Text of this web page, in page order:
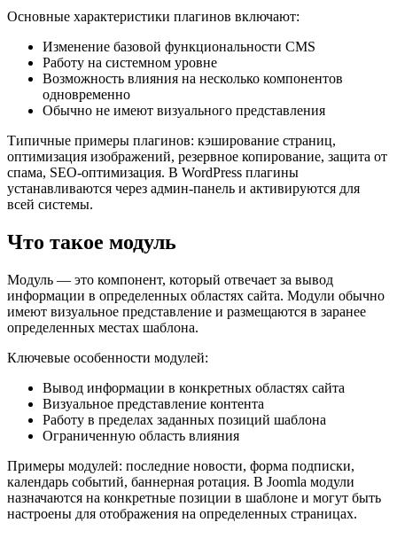
Основные характеристики плагинов включают:
Изменение базовой функциональности CMS
Работу на системном уровне
Возможность влияния на несколько компонентов
одновременно
Обычно не имеют визуального представления
Типичные примеры плагинов: кэширование страниц,
оптимизация изображений, резервное копирование, защита от
спама, SEO-оптимизация. В WordPress плагины
устанавливаются через админ-панель и активируются для
всей системы.
Что такое модуль
Модуль — это компонент, который отвечает за вывод
информации в определенных областях сайта. Модули обычно
имеют визуальное представление и размещаются в заранее
определенных местах шаблона.
Ключевые особенности модулей:
Вывод информации в конкретных областях сайта
Визуальное представление контента
Работу в пределах заданных позиций шаблона
Ограниченную область влияния
Примеры модулей: последние новости, форма подписки,
календарь событий, баннерная ротация. В Joomla модули
назначаются на конкретные позиции в шаблоне и могут быть
настроены для отображения на определенных страницах.